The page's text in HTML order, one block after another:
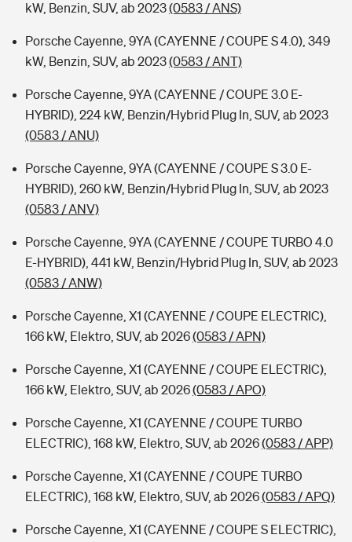
kW, Benzin, SUV, ab 2023(0583 / ANS)
Porsche Cayenne, 9YA (CAYENNE / COUPE S 4.0), 349
kW, Benzin, SUV, ab 2023(0583 / ANT)
Porsche Cayenne, 9YA (CAYENNE / COUPE 3.0 E-
HYBRID), 224 kW, Benzin/Hybrid Plug In, SUV, ab 2023
(0583 / ANU)
Porsche Cayenne, 9YA (CAYENNE / COUPE S 3.0 E-
HYBRID), 260 kW, Benzin/Hybrid Plug In, SUV, ab 2023
(0583 / ANV)
Porsche Cayenne, 9YA (CAYENNE / COUPE TURBO 4.0
E-HYBRID), 441 kW, Benzin/Hybrid Plug In, SUV, ab 2023
(0583 / ANW)
Porsche Cayenne, X1 (CAYENNE / COUPE ELECTRIC),
166 kW, Elektro, SUV, ab 2026(0583 / APN)
Porsche Cayenne, X1 (CAYENNE / COUPE ELECTRIC),
166 kW, Elektro, SUV, ab 2026(0583 / APO)
Porsche Cayenne, X1 (CAYENNE / COUPE TURBO
ELECTRIC), 168 kW, Elektro, SUV, ab 2026(0583 / APP)
Porsche Cayenne, X1 (CAYENNE / COUPE TURBO
ELECTRIC), 168 kW, Elektro, SUV, ab 2026(0583 / APQ)
Porsche Cayenne, X1 (CAYENNE / COUPE S ELECTRIC),